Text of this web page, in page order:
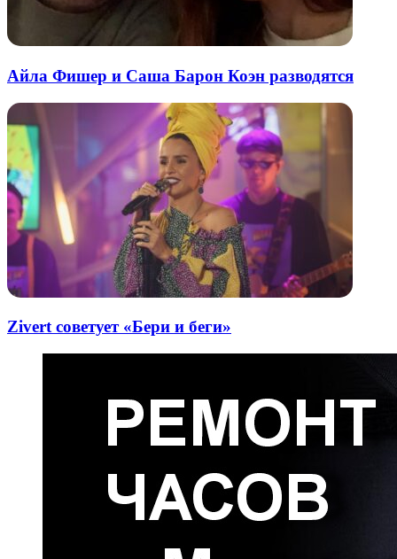
Айла Фишер и Саша Барон Коэн разводятся
Zivert советует «Бери и беги»